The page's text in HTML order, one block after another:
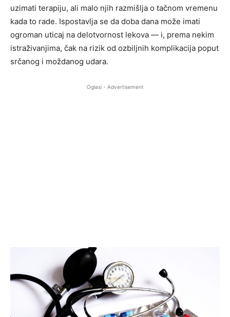
uzimati terapiju, ali malo njih razmišlja o tačnom vremenu
kada to rade. Ispostavlja se da doba dana može imati
ogroman uticaj na delotvornost lekova — i, prema nekim
istraživanjima, čak na rizik od ozbiljnih komplikacija poput
srčanog i moždanog udara.
Oglasi - Advertisement